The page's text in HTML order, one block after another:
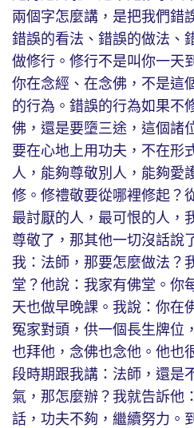
兩個字怎麼講，是把我們錯
錯誤的看法、錯誤的做法、
做修行。修行不是叫你一天
你在念經、在念佛，不是這
的行為。錯誤的行為如果不
佛，還是要墮三途，這個諸
要在心地上用功夫，不在形
人，能夠尊敬別人，能夠愛
修。修禮敬要從哪裡修起？
最討厭的人，最可恨的人，
尊敬了，那其他一切沒話說
我：法師，那要怎麼做法？
堂？他說：我家有佛堂。你
天也做早晚課。我說：你在
冤家對頭，供一個長生牌位
也拜他，念佛也念他。他也
段時期跟我講：法師，還是
氣，那怎麼辦？我就告訴他
話，功夫不夠，繼續努力。